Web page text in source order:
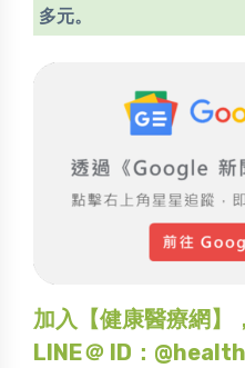
多元。
加入【健康醫療網】
LINE＠ ID：